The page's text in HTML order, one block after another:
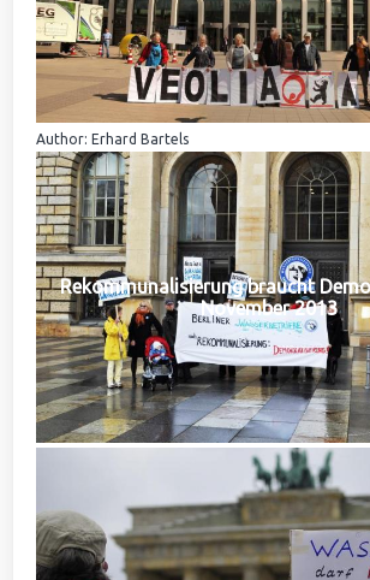
Author: Erhard Bartels
Rekommunalisierung braucht
November 2013